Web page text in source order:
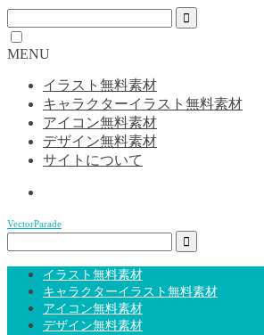
MENU
イラスト無料素材
キャラクターイラスト無料素材
アイコン無料素材
デザイン無料素材
サイトについて
VectorParade
イラスト無料素材
キャラクターイラスト無料素材
アイコン無料素材
デザイン無料素材